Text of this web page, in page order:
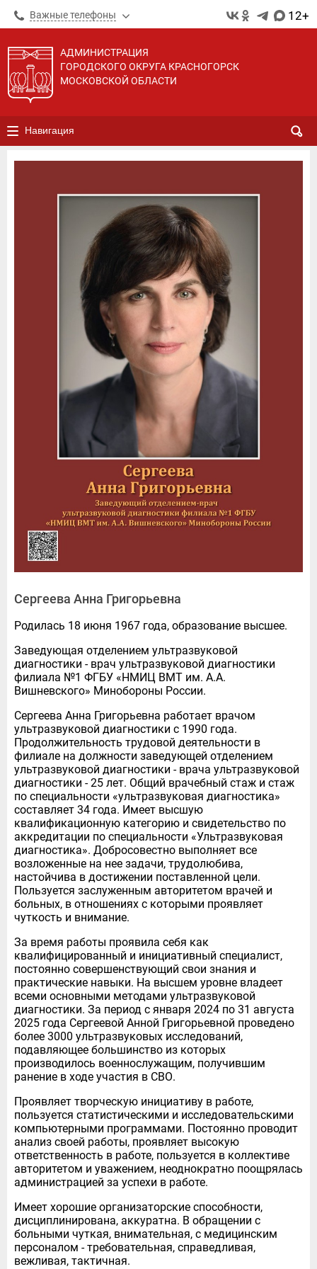
Важные телефоны 12+
АДМИНИСТРАЦИЯ
ГОРОДСКОГО ОКРУГА КРАСНОГОРСК
МОСКОВСКОЙ ОБЛАСТИ
Навигация
Сергеева Анна Григорьевна
Родилась 18 июня 1967 года, образование высшее.
Заведующая отделением ультразвуковой
диагностики - врач ультразвуковой диагностики
филиала №1 ФГБУ «НМИЦ ВМТ им. А.А.
Вишневского» Минобороны России.
Сергеева Анна Григорьевна работает врачом
ультразвуковой диагностики с 1990 года.
Продолжительность трудовой деятельности в
филиале на должности заведующей отделением
ультразвуковой диагностики - врача ультразвуковой
диагностики - 25 лет. Общий врачебный стаж и стаж
по специальности «ультразвуковая диагностика»
составляет 34 года. Имеет высшую
квалификационную категорию и свидетельство по
аккредитации по специальности «Ультразвуковая
диагностика». Добросовестно выполняет все
возложенные на нее задачи, трудолюбива,
настойчива в достижении поставленной цели.
Пользуется заслуженным авторитетом врачей и
больных, в отношениях с которыми проявляет
чуткость и внимание.
За время работы проявила себя как
квалифицированный и инициативный специалист,
постоянно совершенствующий свои знания и
практические навыки. На высшем уровне владеет
всеми основными методами ультразвуковой
диагностики. За период с января 2024 по 31 августа
2025 года Сергеевой Анной Григорьевной проведено
более 3000 ультразвуковых исследований,
подавляющее большинство из которых
производилось военнослужащим, получившим
ранение в ходе участия в СВО.
Проявляет творческую инициативу в работе,
пользуется статистическими и исследовательскими
компьютерными программами. Постоянно проводит
анализ своей работы, проявляет высокую
ответственность в работе, пользуется в коллективе
авторитетом и уважением, неоднократно поощрялась
администрацией за успехи в работе.
Имеет хорошие организаторские способности,
дисциплинирована, аккуратна. В обращении с
больными чуткая, внимательная, с медицинским
персоналом - требовательная, справедливая,
вежливая, тактичная.